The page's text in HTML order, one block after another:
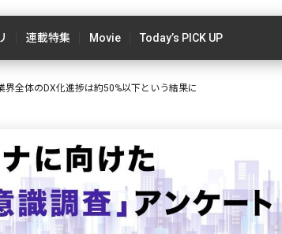
連載特集 Movie Today’s PICK UP
全体のDX化進捗は約50%以下という結果に